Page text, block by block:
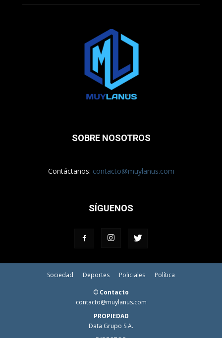
SOBRE NOSOTROS
Contáctanos: contacto@muylanus.com
SÍGUENOS
Sociedad Deportes Policiales Política
© Contacto
contacto@muylanus.com
PROPIEDAD
Data Grupo S.A.